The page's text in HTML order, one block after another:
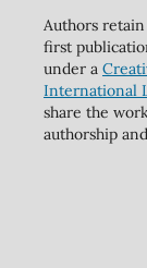
Authors
first
under a
International
share the
authorship